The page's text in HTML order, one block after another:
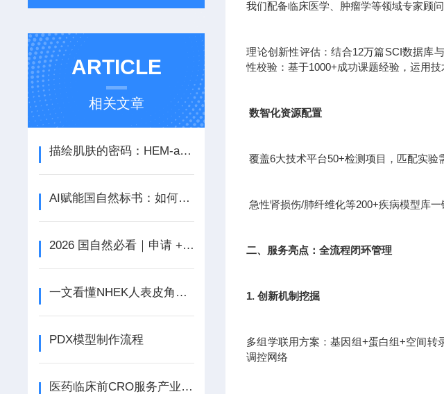
ARTICLE
相关文章
描绘肌肤的密码：HEM-a人正常黑色素细胞探秘
AI赋能国自然标书：如何借助AI这个王炸提升中标率！
2026 国自然必看｜申请 + 结题关键信息速览（含时间日历 + AI 新规）
一文看懂NHEK人表皮角质形成细胞的基本特性
PDX模型制作流程
医药临床前CRO服务产业是新兴的产业
我们配备临床医学、肿瘤学等领域专家顾
理论创新性评估：结合12万篇SCI数据库
性校验：基于1000+成功课题经验，运用
数智化资源配置
覆盖6大技术平台50+检测项目，匹配实验
急性肾损伤/肺纤维化等200+疾病模型库
二、服务亮点：全流程闭环管理
1. 创新机制挖掘
多组学联用方案：基因组+蛋白组+空间转
调控网络